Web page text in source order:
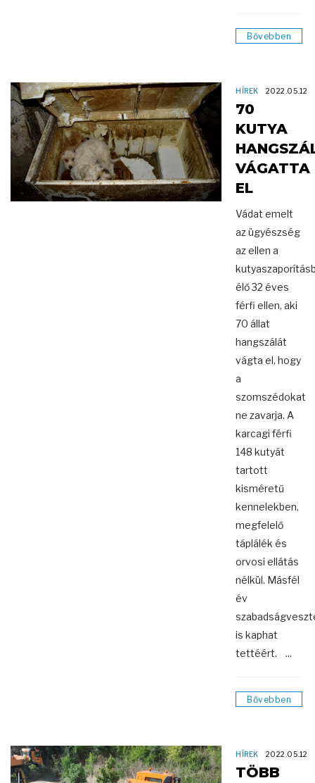
Bővebben
HÍREK 2022.05.12
70
KUTYA
VÁGATTA
EL
Vádat emelt
az ügyészség
az ellen a
élő 32 éves
férfi ellen, aki
70 állat
hangszálát
vágta el, hogy
a
szomszédokat
ne zavarja. A
karcagi férfi
148 kutyát
tartott
kisméretű
kennelekben,
megfelelő
táplálék és
orvosi ellátás
nélkül. Másfél
év
is kaphat
tettéért. ...
Bővebben
HÍREK 2022.05.12
TÖBB